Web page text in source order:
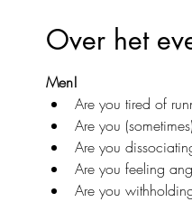
Over het
Men!
Are you tired of
Are you
Are you
Are you feeling
Are you